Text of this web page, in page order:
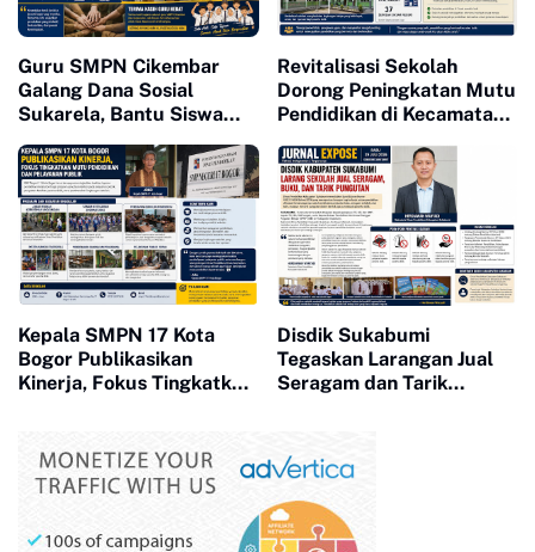
Guru SMPN Cikembar
Galang Dana Sosial
Sukarela, Bantu Siswa
Bersekolah
Revitalisasi Sekolah
Dorong Peningkatan Mutu
Pendidikan di Kecamatan
Kepala SMPN 17 Kota
Bogor Publikasikan
Kinerja, Fokus Tingkatkan
Disdik Sukabumi
Tegaskan Larangan Jual
Seragam dan Tarik